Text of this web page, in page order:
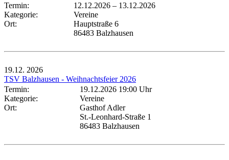
Termin:
12.12.2026 – 13.12.2026
Kategorie:
Vereine
Ort:
Hauptstraße 6
86483 Balzhausen
19.12. 2026
TSV Balzhausen - Weihnachtsfeier 2026
Termin:
19.12.2026 19:00 Uhr
Kategorie:
Vereine
Ort:
Gasthof Adler
St.-Leonhard-Straße 1
86483 Balzhausen